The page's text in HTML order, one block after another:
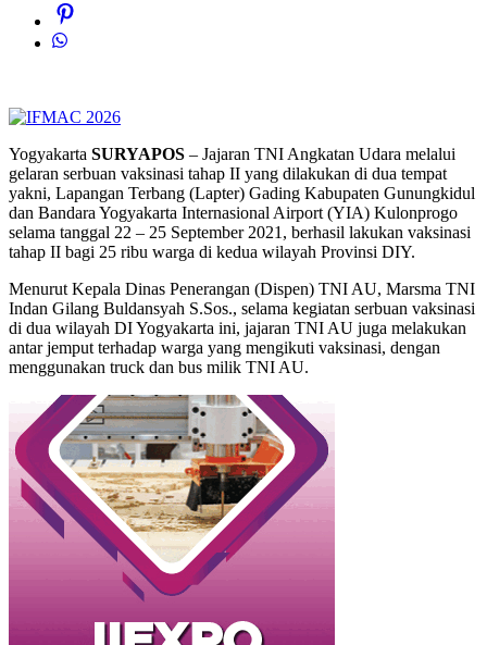
Yogyakarta SURYAPOS – Jajaran TNI Angkatan Udara melalui
gelaran serbuan vaksinasi tahap II yang dilakukan di dua tempat
yakni, Lapangan Terbang (Lapter) Gading Kabupaten Gunungkidul
dan Bandara Yogyakarta Internasional Airport (YIA) Kulonprogo
selama tanggal 22 – 25 September 2021, berhasil lakukan vaksinasi
tahap II bagi 25 ribu warga di kedua wilayah Provinsi DIY.
Menurut Kepala Dinas Penerangan (Dispen) TNI AU, Marsma TNI
Indan Gilang Buldansyah S.Sos., selama kegiatan serbuan vaksinasi
di dua wilayah DI Yogyakarta ini, jajaran TNI AU juga melakukan
antar jemput terhadap warga yang mengikuti vaksinasi, dengan
menggunakan truck dan bus milik TNI AU.